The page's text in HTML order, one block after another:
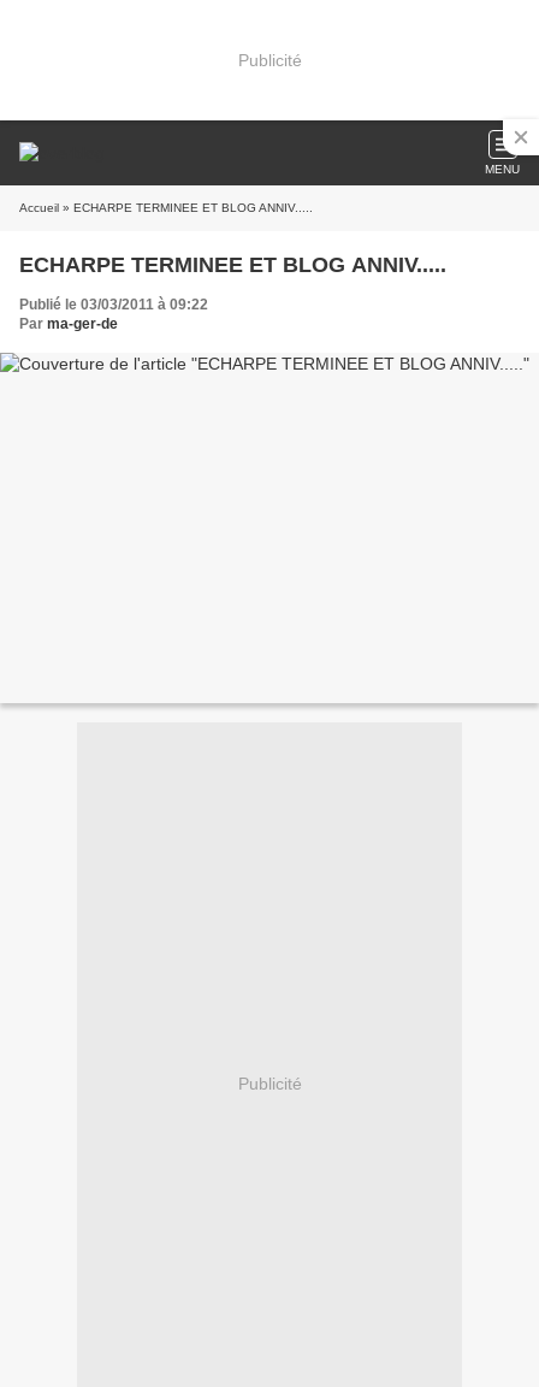
Publicité
MENU
Accueil » ECHARPE TERMINEE ET BLOG ANNIV.....
ECHARPE TERMINEE ET BLOG ANNIV.....
Publié le 03/03/2011 à 09:22
Par ma-ger-de
Publicité